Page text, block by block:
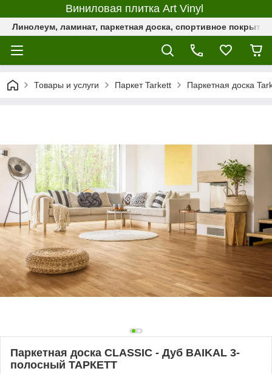
Виниловая плитка Art Vinyl
Линолеум, ламинат, паркетная доска, спортивное
Товары и услуги Паркет Tarkett Паркетная доска
Паркетная доска CLASSIC - Дуб BAIKAL 3-
полосный ТАРКЕТТ